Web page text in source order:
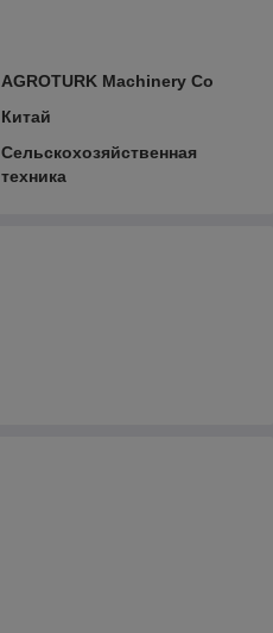
AGROTURK Machinery Co
Китай
Сельскохозяйственная
техника